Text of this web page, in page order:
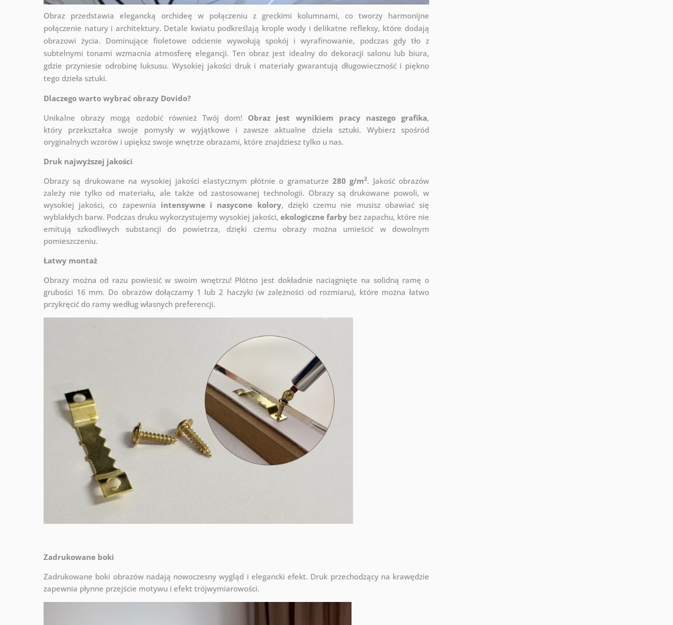
Obraz przedstawia elegancką orchideę w połączeniu z greckimi kolumnami, co tworzy harmonijne
połączenie natury i architektury. Detale kwiatu podkreślają krople wody i delikatne refleksy, które dodają
obrazowi życia. Dominujące fioletowe odcienie wywołują spokój i wyrafinowanie, podczas gdy tło z
subtelnymi tonami wzmacnia atmosferę elegancji. Ten obraz jest idealny do dekoracji salonu lub biura,
gdzie przyniesie odrobinę luksusu. Wysokiej jakości druk i materiały gwarantują długowieczność i piękno
tego dzieła sztuki.
Dlaczego warto wybrać obrazy Dovido?
Unikalne obrazy mogą ozdobić również Twój dom! Obraz jest wynikiem pracy naszego grafika,
który przekształca swoje pomysły w wyjątkowe i zawsze aktualne dzieła sztuki. Wybierz spośród
oryginalnych wzorów i upiększ swoje wnętrze obrazami, które znajdziesz tylko u nas.
Druk najwyższej jakości
Obrazy są drukowane na wysokiej jakości elastycznym płótnie o gramaturze280 g/m2. Jakość obrazów
zależy nie tylko od materiału, ale także od zastosowanej technologii. Obrazy są drukowane powoli, w
wysokiej jakości, co zapewnia intensywne i nasycone kolory, dzięki czemu nie musisz obawiać się
wyblakłych barw. Podczas druku wykorzystujemy wysokiej jakości, ekologiczne farbybez zapachu, które nie
emitują szkodliwych substancji do powietrza, dzięki czemu obrazy można umieścić w dowolnym
pomieszczeniu.
Łatwy montaż
Obrazy można od razu powiesić w swoim wnętrzu! Płótno jest dokładnie naciągnięte na solidną ramę o
grubości 16 mm. Do obrazów dołączamy 1 lub 2 haczyki (w zależności od rozmiaru), które można łatwo
przykręcić do ramy według własnych preferencji.
Zadrukowane boki
Zadrukowane boki obrazów nadają nowoczesny wygląd i elegancki efekt. Druk przechodzący na krawędzie
zapewnia płynne przejście motywu i efekt trójwymiarowości.